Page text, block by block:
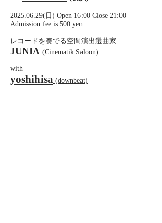
2025.06.29(日) Open 16:00 Close 21:00
Admission fee is 500 yen
レコードを奏でる空間演出選曲家
JUNIA (Cinematik Saloon)
with
yoshihisa (downbeat)